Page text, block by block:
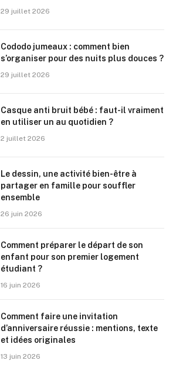
29 juillet 2026
Cododo jumeaux : comment bien
s’organiser pour des nuits plus douces ?
29 juillet 2026
Casque anti bruit bébé : faut-il vraiment
en utiliser un au quotidien ?
2 juillet 2026
Le dessin, une activité bien-être à
partager en famille pour souffler
ensemble
26 juin 2026
Comment préparer le départ de son
enfant pour son premier logement
étudiant ?
16 juin 2026
Comment faire une invitation
d’anniversaire réussie : mentions, texte
et idées originales
13 juin 2026